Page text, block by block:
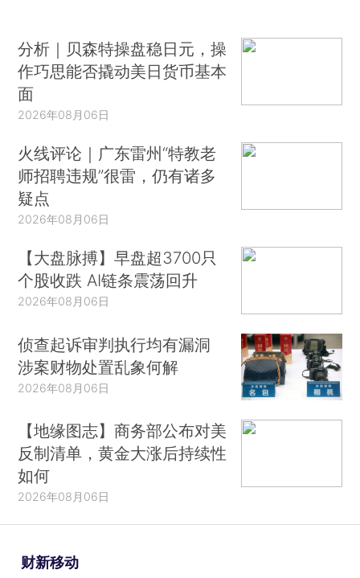
分析｜贝森特操盘稳日元，操
作巧思能否撬动美日货币基本
面
2026年08月06日
火线评论｜广东雷州“特教老
师招聘违规”很雷，仍有诸多
疑点
2026年08月06日
【大盘脉搏】早盘超3700只
个股收跌 AI链条震荡回升
2026年08月06日
侦查起诉审判执行均有漏洞
涉案财物处置乱象何解
2026年08月06日
【地缘图志】商务部公布对美
反制清单，黄金大涨后持续性
如何
2026年08月06日
财新移动